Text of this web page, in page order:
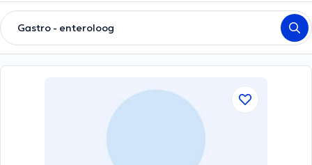
Gastro - enteroloog